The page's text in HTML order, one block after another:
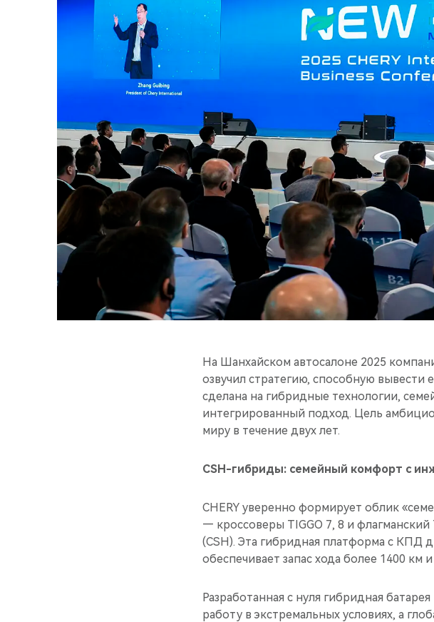
На Шанхайском автосалоне 2025
озвучил стратегию, способную вывести
сделана на гибридные технологии,
интегрированный подход. Цель
миру в течение двух лет.
CSH-гибриды: семейный комфорт с
CHERY уверенно формирует облик
— кроссоверы TIGGO 7, 8 и
(CSH). Эта гибридная платформа с КПД
обеспечивает запас хода более 1400 км
Разработанная с нуля гибридная
работу в экстремальных условиях, а